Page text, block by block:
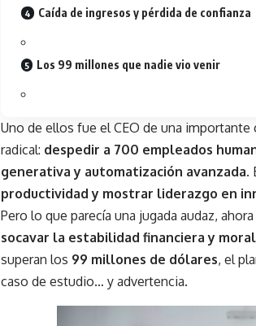
Caída de ingresos y pérdida de confianza
Los 99 millones que nadie vio venir
Uno de ellos fue elCEO de una importante
radical: despedir a 700 empleados
generativa y automatización avanzada.
productividad y mostrar liderazgo en
Pero lo que parecía una jugada audaz,
socavar la estabilidad financiera y
superan los 99 millones de dólares, el
caso de estudio… y advertencia.